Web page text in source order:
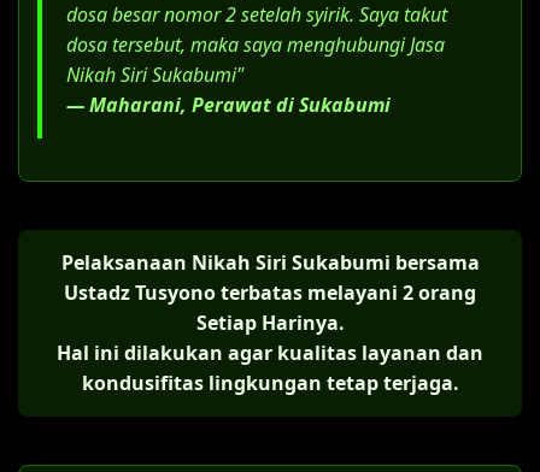
dosa besar nomor 2 setelah syirik. Saya takut
dosa tersebut, maka saya menghubungi Jasa
Nikah Siri Sukabumi"
— Maharani, Perawat di Sukabumi
Pelaksanaan Nikah Siri Sukabumi bersama
Ustadz Tusyono terbatas melayani 2 orang
Setiap Harinya.
Hal ini dilakukan agar kualitas layanan dan
kondusifitas lingkungan tetap terjaga.